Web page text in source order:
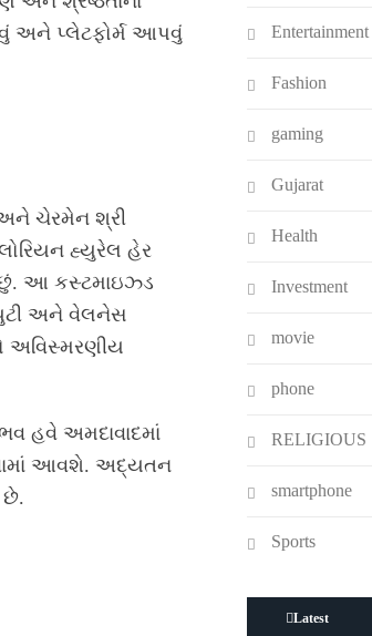
અને પ્લેટફોર્મ આપવું
ચેરમેન શ્રી
હ્યુરેલ હેર
આ કસ્ટમાઇઝ્ડ
અને વેલનેસ
અવિસ્મરણીય
હવે અમદાવાદમાં
આવશે. અદ્યતન
છે.
Entertainment
Fashion
gaming
Gujarat
Health
Investment
movie
phone
RELIGIOUS
smartphone
Sports
Latest